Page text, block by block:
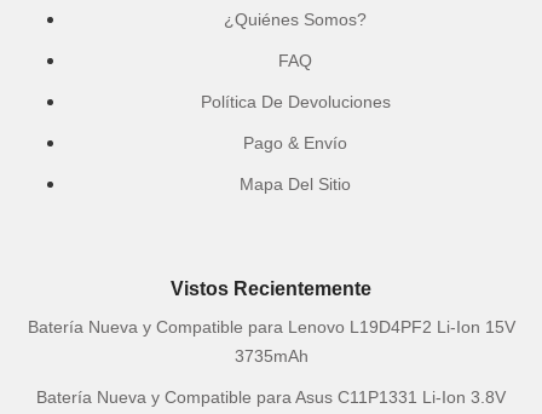
¿Quiénes Somos?
FAQ
Política De Devoluciones
Pago & Envío
Mapa Del Sitio
Vistos Recientemente
Batería Nueva y Compatible para Lenovo L19D4PF2 Li-Ion 15V
3735mAh
Batería Nueva y Compatible para Asus C11P1331 Li-Ion 3.8V